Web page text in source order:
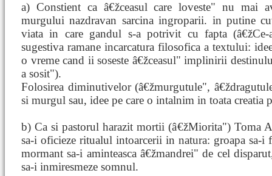
a) Constient ca â€žceasul care loveste" nu mai
murgului nazdravan sarcina ingroparii. in putine
viata in care gandul s-a potrivit cu fapta
sugestiva ramane incarcatura filosofica a textului:
o vreme cand ii soseste â€žceasul" implinirii
a sosit").
Folosirea diminutivelor (â€žmurgutule",
si murgul sau, idee pe care o intalnim in toata creatia
b) Ca si pastorul harazit mortii (â€žMiorita") Toma
sa-i oficieze ritualul intoarcerii in natura: groapa sa-i
mormant sa-i aminteasca â€žmandrei" de cel
sa-i inmiresmeze somnul.